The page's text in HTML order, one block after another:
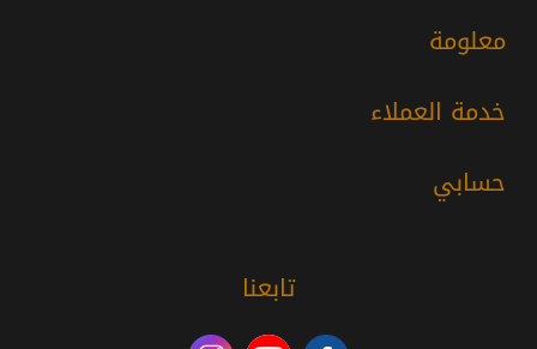
معلومة
خدمة العملاء
حسابي
تابعنا